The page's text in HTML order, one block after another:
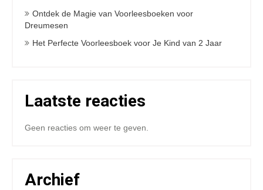
Ontdek de Magie van Voorleesboeken voor
Dreumesen
Het Perfecte Voorleesboek voor Je Kind van 2 Jaar
Laatste reacties
Geen reacties om weer te geven.
Archief